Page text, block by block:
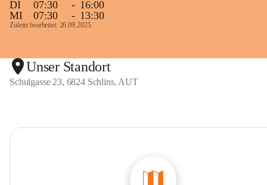
DI 07:30 - 16:00
MI
07:30 - 13:30
Zuletzt bearbeitet: 26.09.2025
Unser Standort
Schulgasse 23, 6824 Schlins, AUT